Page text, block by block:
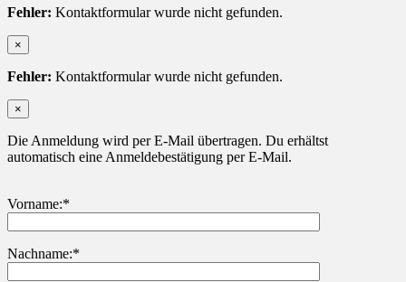
Fehler: Kontaktformular wurde nicht gefunden.
×
Fehler: Kontaktformular wurde nicht gefunden.
×
Die Anmeldung wird per E-Mail übertragen. Du erhältst
automatisch eine Anmeldebestätigung per E-Mail.
Vorname:*
Nachname:*